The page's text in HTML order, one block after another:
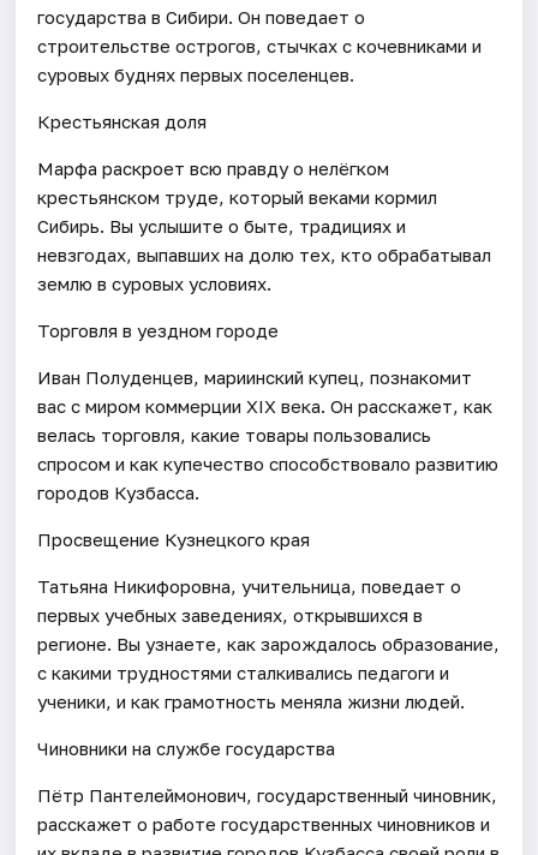
государства в Сибири. Он поведает о
строительстве острогов, стычках с кочевниками и
суровых буднях первых поселенцев.
Крестьянская доля
Марфа раскроет всю правду о нелёгком
крестьянском труде, который веками кормил
Сибирь. Вы услышите о быте, традициях и
невзгодах, выпавших на долю тех, кто обрабатывал
землю в суровых условиях.
Торговля в уездном городе
Иван Полуденцев, мариинский купец, познакомит
вас с миром коммерции XIX века. Он расскажет, как
велась торговля, какие товары пользовались
спросом и как купечество способствовало развитию
городов Кузбасса.
Просвещение Кузнецкого края
Татьяна Никифоровна, учительница, поведает о
первых учебных заведениях, открывшихся в
регионе. Вы узнаете, как зарождалось образование,
с какими трудностями сталкивались педагоги и
ученики, и как грамотность меняла жизни людей.
Чиновники на службе государства
Пётр Пантелеймонович, государственный чиновник,
расскажет о работе государственных чиновников и